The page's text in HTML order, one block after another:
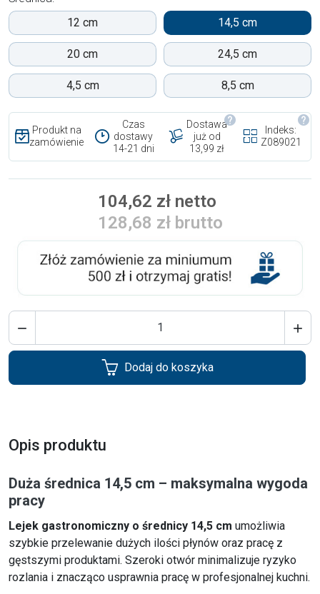
12 cm
14,5 cm
20 cm 24,5 cm
4,5 cm 8,5 cm
Produkt na
zamówienie
Czas
dostawy
14-21 dni
Dostawa
już od
13,99 zł
Indeks:
Z089021
104,62 zł netto
128,68 zł brutto
 
Dodaj do koszyka
Opis produktu
Duża średnica 14,5 cm – maksymalna wygoda
pracy
Lejek gastronomiczny o średnicy 14,5 cm umożliwia
szybkie przelewanie dużych ilości płynów oraz pracę z
gęstszymi produktami. Szeroki otwór minimalizuje ryzyko
rozlania i znacząco usprawnia pracę w profesjonalnej kuchni.